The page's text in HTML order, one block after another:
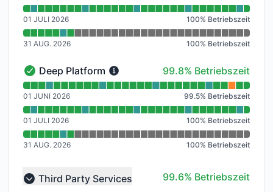
01 JULI 2026 100% Betriebszeit
31 AUG. 2026 100% Betriebszeit
Deep Platform - Funktionsfähig
Deep Platform 100% - Betriebszeit
99.8% Betriebszeit
Verfügbarkeitsdiagramm lesen für Deep Platform
01 JUNI 2026 99.5% Betriebszeit
01 JULI 2026 100% Betriebszeit
31 AUG. 2026 100% Betriebszeit
Collapse group
Third Party Services 100% - Betriebszeit
99.6% Betriebszeit